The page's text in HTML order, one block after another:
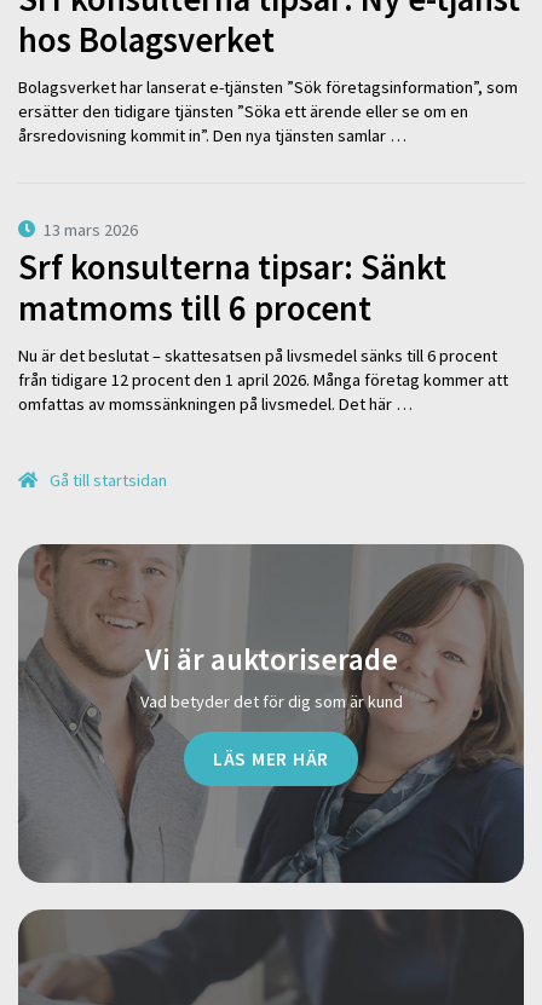
hos Bolagsverket
Bolagsverket har lanserat e-tjänsten ”Sök företagsinformation”, som
ersätter den tidigare tjänsten ”Söka ett ärende eller se om en
årsredovisning kommit in”. Den nya tjänsten samlar …
13 mars 2026
Srf konsulterna tipsar: Sänkt
matmoms till 6 procent
Nu är det beslutat – skattesatsen på livsmedel sänks till 6 procent
från tidigare 12 procent den 1 april 2026. Många företag kommer att
omfattas av momssänkningen på livsmedel. Det här …
Gå till startsidan
Vi är auktoriserade
Vad betyder det för dig som är kund
LÄS MER HÄR